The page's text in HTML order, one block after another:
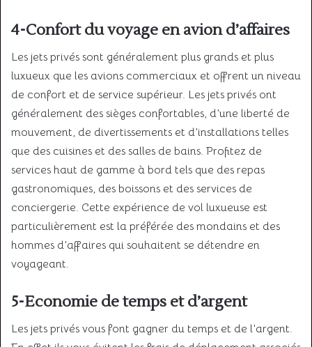
4-Confort du voyage en avion d’affaires
Les jets privés sont généralement plus grands et plus
luxueux que les avions commerciaux et offrent un niveau
de confort et de service supérieur. Les jets privés ont
généralement des sièges confortables, d’une liberté de
mouvement, de divertissements et d’installations telles
que des cuisines et des salles de bains. Profitez de
services haut de gamme à bord tels que des repas
gastronomiques, des boissons et des services de
conciergerie. Cette expérience de vol luxueuse est
particulièrement est la préférée des mondains et des
hommes d’affaires qui souhaitent se détendre en
voyageant.
5-Economie de temps et d’argent
Les jets privés vous font gagner du temps et de l’argent.